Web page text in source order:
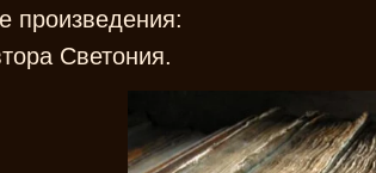
произведения:
Светония.